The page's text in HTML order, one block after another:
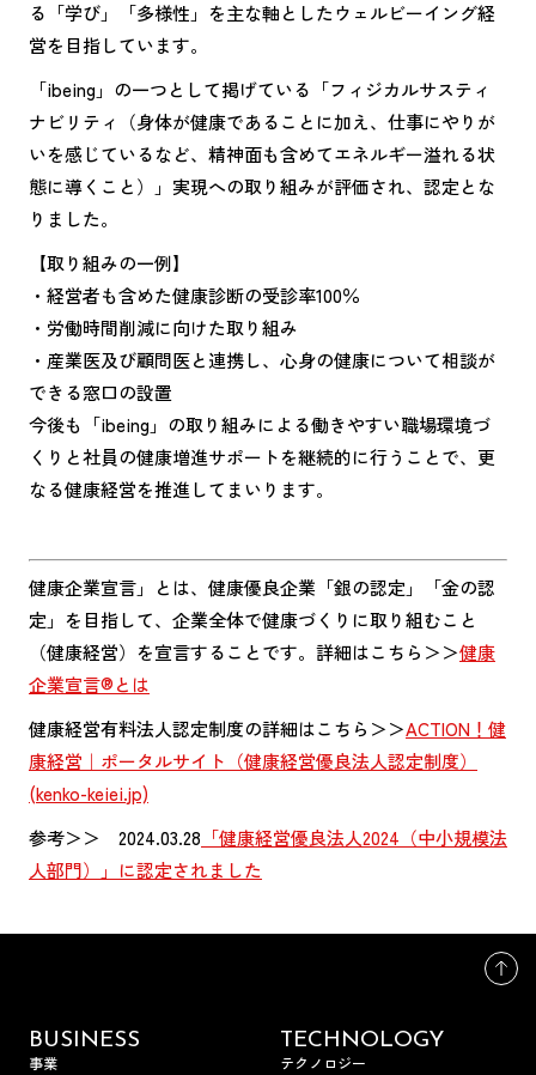
る「学び」「多様性」を主な軸としたウェルビーイング経
営を目指しています。
「ibeing」の一つとして掲げている「フィジカルサスティ
ナビリティ（身体が健康であることに加え、仕事にやりが
いを感じているなど、精神面も含めてエネルギー溢れる状
態に導くこと）」実現への取り組みが評価され、認定とな
りました。
【取り組みの一例】
・経営者も含めた健康診断の受診率100％
・労働時間削減に向けた取り組み
・産業医及び顧問医と連携し、心身の健康について相談が
できる窓口の設置
今後も「ibeing」の取り組みによる働きやすい職場環境づ
くりと社員の健康増進サポートを継続的に行うことで、更
なる健康経営を推進してまいります。
健康企業宣言」とは、健康優良企業「銀の認定」「金の認
定」を目指して、企業全体で健康づくりに取り組むこと
（健康経営）を宣言することです。詳細はこちら＞＞健康
企業宣言®とは
健康経営有料法人認定制度の詳細はこちら＞＞ACTION！健
康経営｜ポータルサイト（健康経営優良法人認定制度）
(kenko-keiei.jp)
参考＞＞ 2024.03.28 「健康経営優良法人2024（中小規模法
人部門）」に認定されました
BUSINESS
事業
TECHNOLOGY
テクノロジー